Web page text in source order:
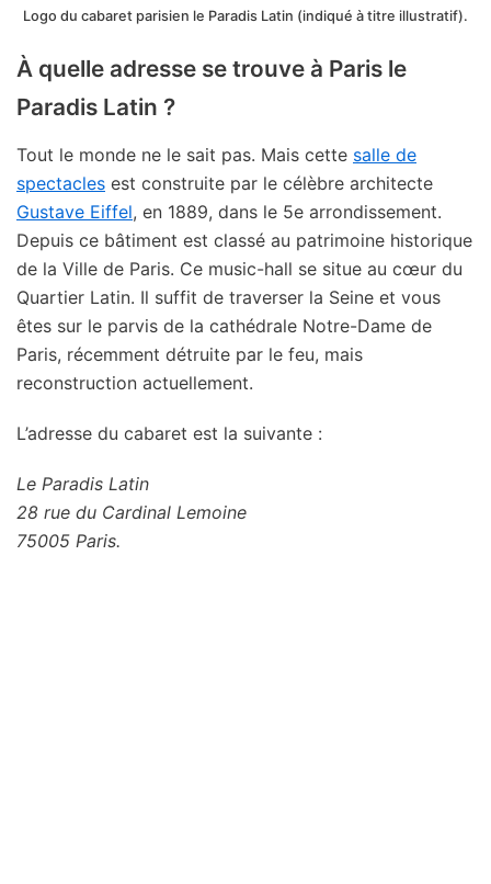
Logo du cabaret parisien le Paradis Latin (indiqué à titre illustratif).
À quelle adresse se trouve à Paris le
Paradis Latin ?
Tout le monde ne le sait pas. Mais cette salle de
spectacles est construite par le célèbre architecte
Gustave Eiffel, en 1889, dans le 5e arrondissement.
Depuis ce bâtiment est classé au patrimoine historique
de la Ville de Paris. Ce music-hall se situe au cœur du
Quartier Latin. Il suffit de traverser la Seine et vous
êtes sur le parvis de la cathédrale Notre-Dame de
Paris, récemment détruite par le feu, mais
reconstruction actuellement.
L’adresse du cabaret est la suivante :
Le Paradis Latin
28 rue du Cardinal Lemoine
75005 Paris.